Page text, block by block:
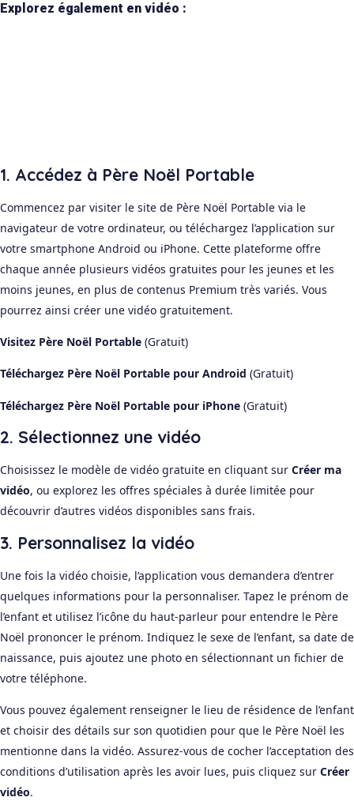
Explorez également en vidéo :
1. Accédez à Père Noël Portable
Commencez par visiter le site de Père Noël Portable via le
navigateur de votre ordinateur, ou téléchargez l’application sur
votre smartphone Android ou iPhone. Cette plateforme offre
chaque année plusieurs vidéos gratuites pour les jeunes et les
moins jeunes, en plus de contenus Premium très variés. Vous
pourrez ainsi créer une vidéo gratuitement.
Visitez Père Noël Portable (Gratuit)
Téléchargez Père Noël Portable pour Android (Gratuit)
Téléchargez Père Noël Portable pour iPhone (Gratuit)
2. Sélectionnez une vidéo
Choisissez le modèle de vidéo gratuite en cliquant sur Créer ma
vidéo, ou explorez les offres spéciales à durée limitée pour
découvrir d’autres vidéos disponibles sans frais.
3. Personnalisez la vidéo
Une fois la vidéo choisie, l’application vous demandera d’entrer
quelques informations pour la personnaliser. Tapez le prénom de
l’enfant et utilisez l’icône du haut-parleur pour entendre le Père
Noël prononcer le prénom. Indiquez le sexe de l’enfant, sa date de
naissance, puis ajoutez une photo en sélectionnant un fichier de
votre téléphone.
Vous pouvez également renseigner le lieu de résidence de l’enfant
et choisir des détails sur son quotidien pour que le Père Noël les
mentionne dans la vidéo. Assurez-vous de cocher l’acceptation des
conditions d’utilisation après les avoir lues, puis cliquez sur Créer
vidéo.